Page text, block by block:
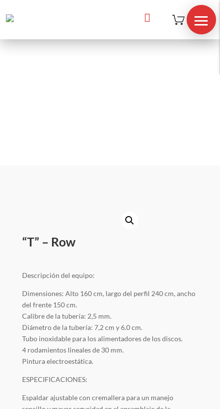
contacto

“T” – Row
Descripción del equipo:
Dimensiones: Alto 160 cm, largo del perfil 240 cm, ancho
del frente 150 cm.
Calibre de la tubería: 2,5 mm.
Diámetro de la tubería: 7,2 cm y 6.0 cm.
Tubo inoxidable para los alimentadores de los discos.
4 rodamientos lineales de 30 mm.
Pintura electroestática.
ESPECIFICACIONES:
Espaldar ajustable con cremallera para un manejo